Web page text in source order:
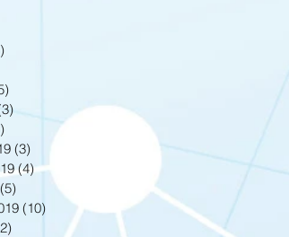
6 entradas
(3)
(4)4 entradas
(5) 5 entradas
(10) 10 entradas
2 entradas